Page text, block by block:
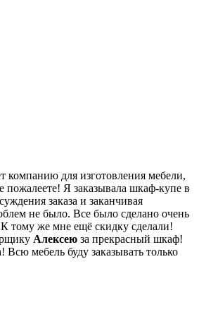
компанию для изготовления мебели,
Я заказывала шкаф-купе в
заказа и заканчивая
не было. Все было сделано очень
тому же мне ещё скидку сделали!
Алексею за прекрасный шкаф!
Всю мебель буду заказывать только